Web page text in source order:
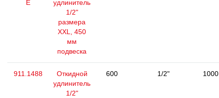
E
удлинитель
1/2"
размера
XXL, 450
мм
подвеска
911.1488
Откидной
удлинитель
1/2"
600 1/2" 1000